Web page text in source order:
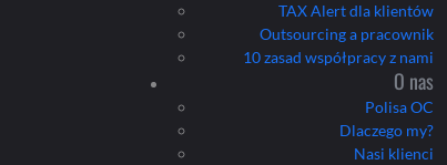
TAX Alert dla klientów
Outsourcing a pracownik
10 zasad współpracy z nami
O nas
Polisa OC
Dlaczego my?
Nasi klienci